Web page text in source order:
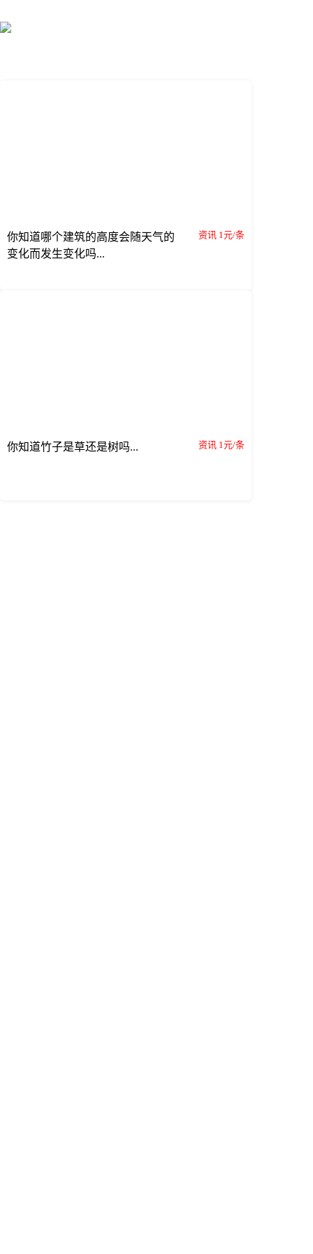
你知道哪个建筑的高度会随天气的
变化而发生变化吗...
资讯 1元/条
你知道竹子是草还是树吗... 资讯 1元/条